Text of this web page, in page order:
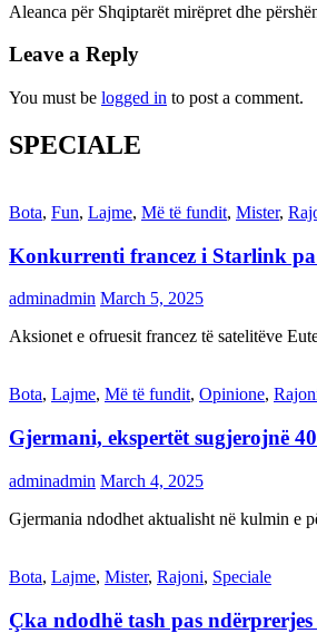
Aleanca për Shqiptarët mirëpret dhe
Leave a Reply
You must be logged in to post a comment.
SPECIALE
Bota, Fun, Lajme, Më të fundit, Mister,
Konkurrenti francez i Starlink
adminadmin March 5, 2025
Aksionet e ofruesit francez të satelitëve
Bota, Lajme, Më të fundit, Opinione,
Gjermani, ekspertët sugjerojnë
adminadmin March 4, 2025
Gjermania ndodhet aktualisht në kulmin e
Bota, Lajme, Mister, Rajoni, Speciale
Çka ndodhë tash pas